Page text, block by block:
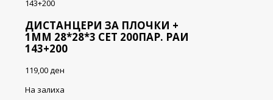
143+200
ДИСТАНЦЕРИ ЗА ПЛОЧКИ +
1ММ 28*28*3 СЕТ 200ПАР. РАИ
143+200
119,00ден
На залиха